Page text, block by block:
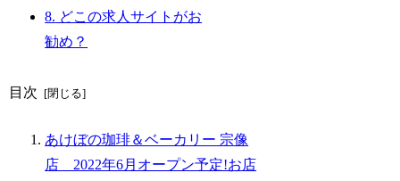
8. どこの求人サイトがお
勧め？
目次
あけぼの珈琲＆ベーカリー 宗像
店 2022年6月オープン予定!お店